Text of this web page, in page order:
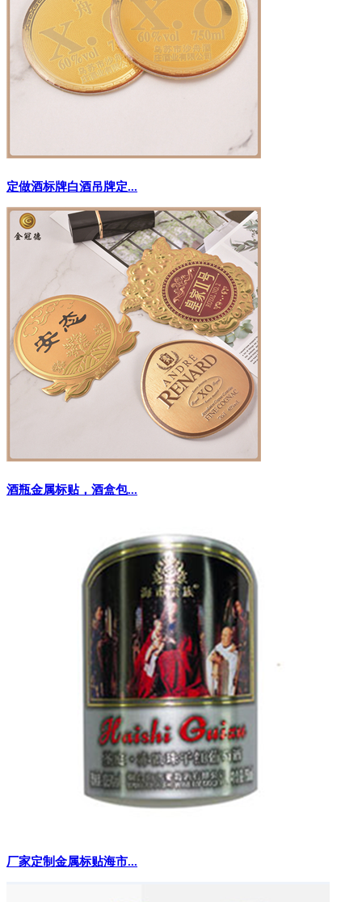
定做酒标牌白酒吊牌定...
酒瓶金属标贴，酒盒包...
厂家定制金属标贴海市...